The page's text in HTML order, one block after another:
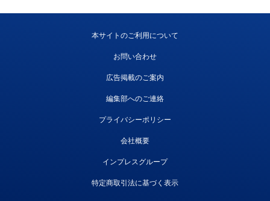
本サイトのご利用について
お問い合わせ
広告掲載のご案内
編集部へのご連絡
プライバシーポリシー
会社概要
インプレスグループ
特定商取引法に基づく表示